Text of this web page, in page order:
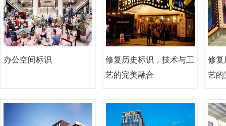
办公空间标识
修复历史标识，技术与工
艺的完美融合
修复
艺的